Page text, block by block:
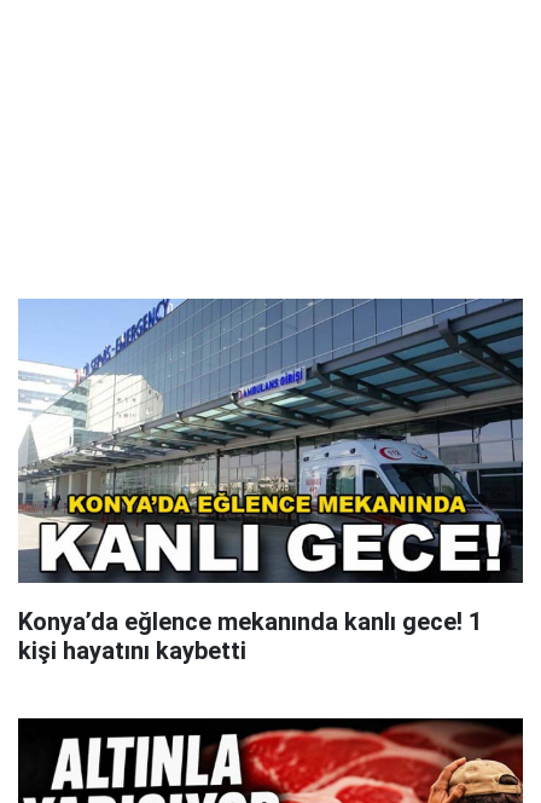
Konya’da eğlence mekanında kanlı gece! 1
kişi hayatını kaybetti